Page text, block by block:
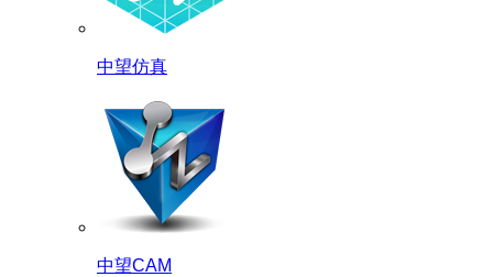
中望仿真
中望CAM